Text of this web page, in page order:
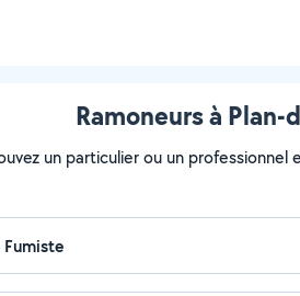
Ramoneurs à
un particulier ou un